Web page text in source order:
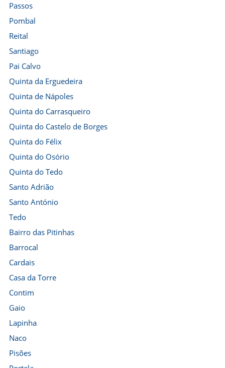
Passos
Pombal
Reital
Santiago
Pai Calvo
Quinta da Erguedeira
Quinta de Nápoles
Quinta do Carrasqueiro
Quinta do Castelo de Borges
Quinta do Félix
Quinta do Osório
Quinta do Tedo
Santo Adrião
Santo António
Tedo
Bairro das Pitinhas
Barrocal
Cardais
Casa da Torre
Contim
Gaio
Lapinha
Naco
Pisões